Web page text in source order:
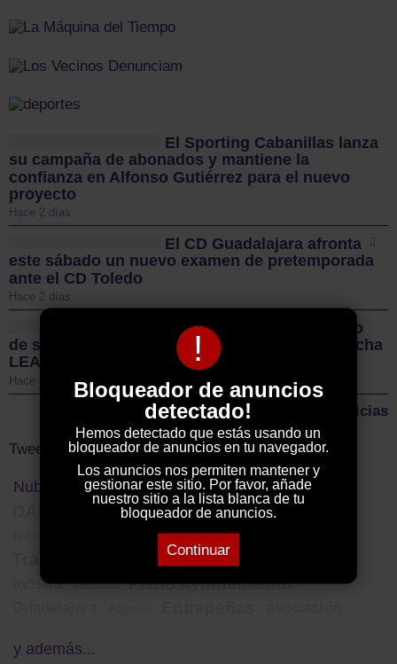
!
Bloqueador de anuncios
detectado!
Hemos detectado que estás usando un
bloqueador de anuncios en tu navegador.
Los anuncios nos permiten mantener y
gestionar este sitio. Por favor, añade
nuestro sitio a la lista blanca de tu
bloqueador de anuncios.
Continuar
El Sporting Cabanillas lanza
su campaña de abonados y mantiene la
confianza en Alfonso Gutiérrez para el nuevo
proyecto
Hace 2 días
El CD Guadalajara afronta
este sábado un nuevo examen de pretemporada
ante el CD Toledo
Hace 2 días
Sigüenza da el pistoletazo
de salida a la II Vuelta Ciclista Castilla-La Mancha
LEADER
Hace 4 días
Más noticias
Tweets by ElDecanodeGuad1
Nube de Tags
nuevas tecnologías 2024
economía
Trasvase Tajo-Segura emiliano garcía page
avisos castilla Pleno Ayuntamiento
y además...